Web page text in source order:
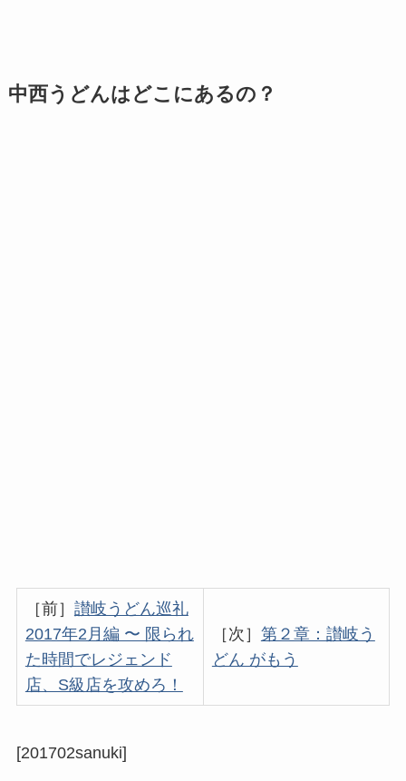
中西うどんはどこにあるの？
［前］ 讃岐うどん巡礼
2017年2月編 〜 限られ
た時間でレジェンド
店、S級店を攻めろ！
［次］ 第２章：讃岐う
どん がもう
[201702sanuki]